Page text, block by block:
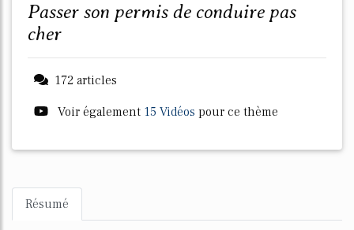
passer son permis de conduire pas
cher
172 articles
Voir également 15 Vidéos pour ce thème
Résumé